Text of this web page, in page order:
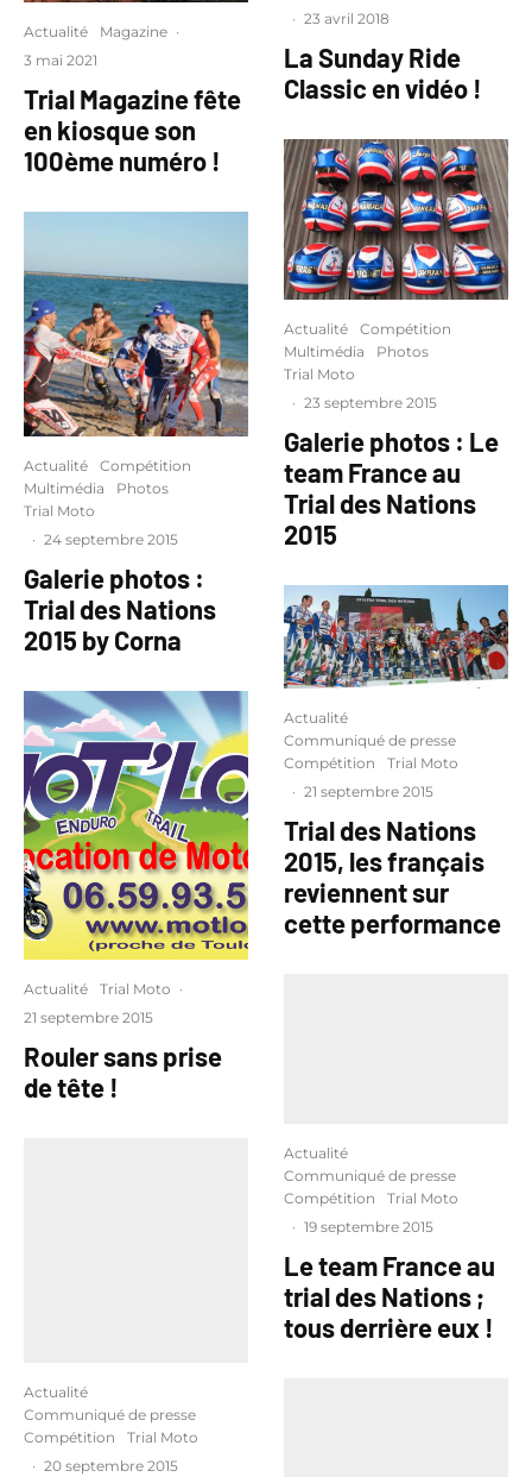
Actualité Magazine ·
3 mai 2021
Trial Magazine fête
en kiosque son
100ème numéro !
Actualité
Compétition
Multimédia
Photos
Trial Moto
· 24 septembre 2015
Galerie photos :
Trial des Nations
2015 by Corna
Actualité Trial Moto ·
21 septembre 2015
Rouler sans prise
de tête !
Actualité
Communiqué de presse
Compétition
Trial Moto
· 20 septembre 2015
· 23 avril 2018
La Sunday Ride
Classic en vidéo !
Actualité
Compétition
Multimédia
Photos
Trial Moto
· 23 septembre 2015
Galerie photos : Le
team France au
Trial des Nations
2015
Actualité
Communiqué de presse
Compétition
Trial Moto
· 21 septembre 2015
Trial des Nations
2015, les français
reviennent sur
cette performance
Actualité
Communiqué de presse
Compétition
Trial Moto
· 19 septembre 2015
Le team France au
trial des Nations ;
tous derrière eux !